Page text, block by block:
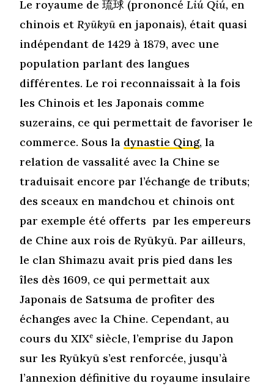
Le royaume de琉球 (prononcéLiú Qiú, en
chinois etRyūkyū en japonais), était quasi
indépendant de 1429 à 1879, avec une
population parlant des langues
différentes. Le roi reconnaissait à la fois
les Chinois et les Japonais comme
suzerains, ce qui permettait de favoriser le
commerce. Sous la dynastie Qing, la
relation de vassalité avec la Chine se
traduisait encore par l’échange de tributs;
des sceaux en mandchou et chinois ont
par exemple été offerts par les empereurs
de Chine aux rois de Ryūkyū. Par ailleurs,
le clan Shimazu avait pris pied dans les
îles dès 1609, ce qui permettait aux
Japonais de Satsuma de profiter des
échanges avec la Chine. Cependant, au
cours du XIXe siècle, l’emprise du Japon
sur les Ryūkyū s’est renforcée, jusqu’à
l’annexion définitive du royaume insulaire